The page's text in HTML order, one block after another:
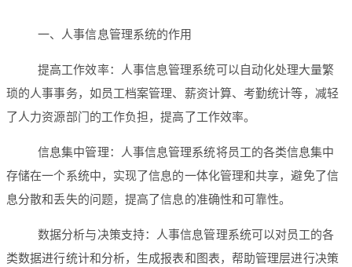
一、人事信息管理系统的作用
提高工作效率：人事信息管理系统可以自动化处理大量繁
琐的人事事务，如员工档案管理、薪资计算、考勤统计等，减轻
了人力资源部门的工作负担，提高了工作效率。
信息集中管理：人事信息管理系统将员工的各类信息集中
存储在一个系统中，实现了信息的一体化管理和共享，避免了信
息分散和丢失的问题，提高了信息的准确性和可靠性。
数据分析与决策支持：人事信息管理系统可以对员工的各
类数据进行统计和分析，生成报表和图表，帮助管理层进行决策